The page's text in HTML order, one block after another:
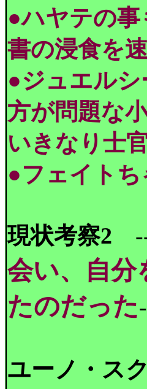
●ハヤテの
書の浸食を
●ジュエル
方が問題な
いきなり士
●フェイト
現状考察2
会い、自分
たのだった
ユーノ・ス